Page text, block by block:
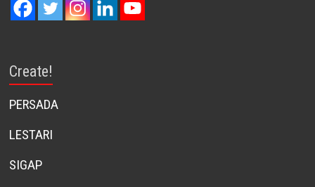
Create!
PERSADA
LESTARI
SIGAP